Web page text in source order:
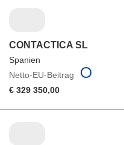
CONTACTICA SL
Spanien
Netto-EU-Beitrag
€ 329 350,00